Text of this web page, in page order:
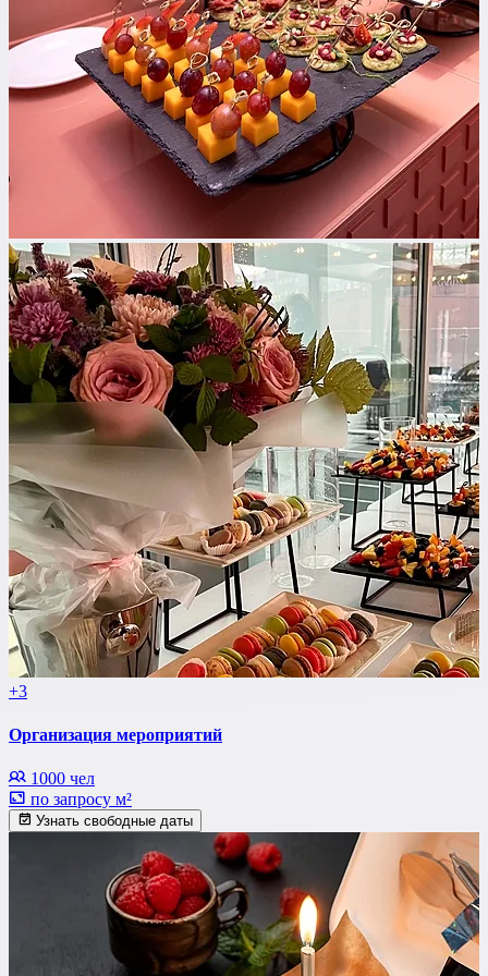
+3
Организация мероприятий
1000 чел
по запросу м²
Узнать свободные даты